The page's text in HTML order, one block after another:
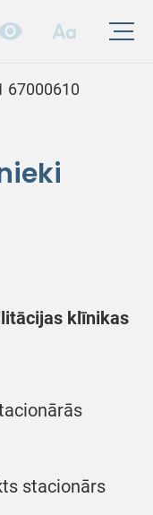
67000610
klīnikas
stacionārs